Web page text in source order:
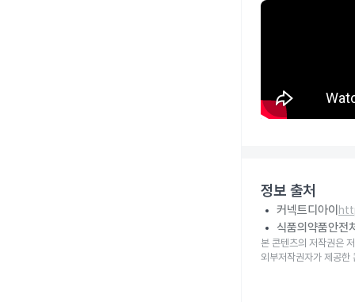
정보 출처
커넥트디아이
식품의약품안전
본 콘텐츠의 저작권은
외부저작권자가 제공한